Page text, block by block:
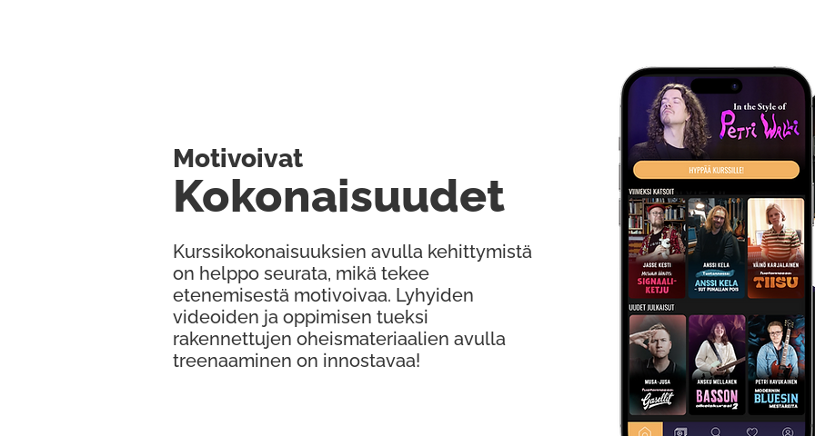
Kurssikokonaisuuksien avulla kehittymistä
on helppo seurata, mikä tekee
etenemisestä motivoivaa. Lyhyiden
videoiden ja oppimisen tueksi
rakennettujen oheismateriaalien avulla
treenaaminen on innostavaa!
Kokonaisuudet
Motivoivat